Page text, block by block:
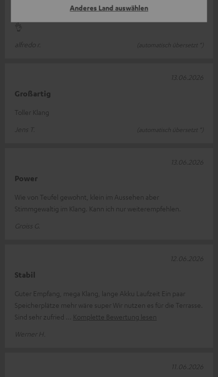
Anderes Land auswählen
Ich habe es für den Garten- und Poolbereich gekauft, die
👌
alfredo r.
(automatisch übersetzt *)
Großartig
Toller Klang
Jens T.
(automatisch übersetzt *)
13.06.2026
Power
Wie von Teufel gewohnt, klein im Aussehen aber
Stimmgewaltig im Klang. Kann ich nur weiterempfehlen.
Groiss G.
13.06.2026
Stabil
Guter Empfang, mega Klang, lange Akku Laufzeit Ein paar
Speicherplätze mehr wäre super Wir nutzen es für die Terrasse.
Sind sehr zufried
Komplette Bewertung lesen
Werner H.
12.06.2026
11.06.2026